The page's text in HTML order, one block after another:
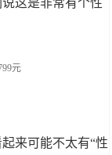
这是非常有个性
来可能不太有“性